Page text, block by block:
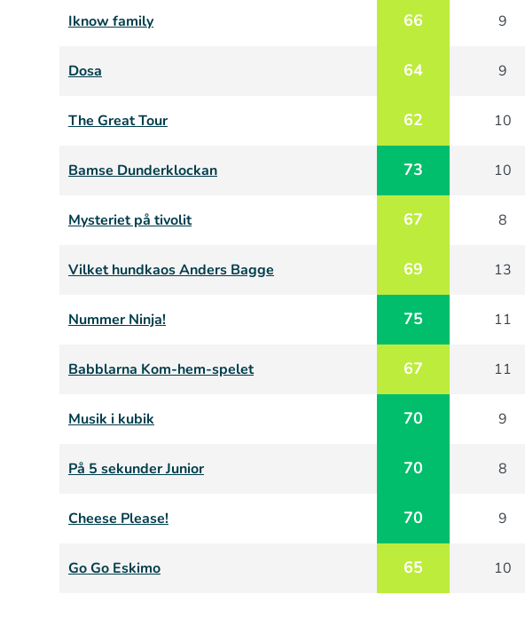
Iknow family 66 9
Dosa 64 9
The Great Tour 62 10
Bamse Dunderklockan 73 10
Mysteriet på tivolit 67 8
Vilket hundkaos Anders Bagge 69 13
Nummer Ninja! 75 11
Babblarna Kom-hem-spelet 67 11
Musik i kubik 70 9
På 5 sekunder Junior 70 8
Cheese Please! 70 9
Go Go Eskimo 65 10